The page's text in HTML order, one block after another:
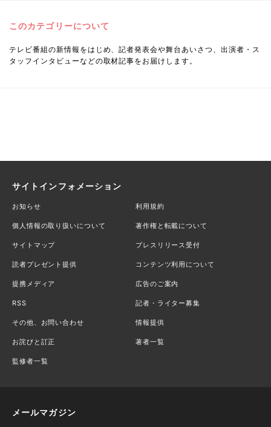
このカテゴリーについて
テレビ番組の新情報をはじめ、記者発表会や舞台あいさつ、出演者・ス
タッフインタビューなどの取材記事をお届けします。
サイトインフォメーション
お知らせ 利用規約
個人情報の取り扱いについて 著作権と転載について
サイトマップ プレスリリース受付
読者プレゼント提供 コンテンツ利用について
提携メディア 広告のご案内
RSS 記者・ライター募集
その他、お問い合わせ 情報提供
お詫びと訂正 著者一覧
監修者一覧
メールマガジン